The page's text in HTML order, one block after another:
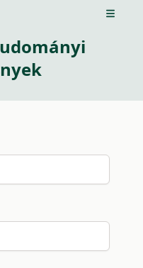
Open